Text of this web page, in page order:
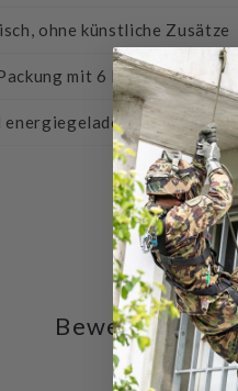
ohne künstliche Zusätze
mit 6 Portionen
– perfekt
Bewertungen